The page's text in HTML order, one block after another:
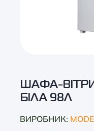
ШАФА-
БІЛА 98Л
ВИРОБНИК: